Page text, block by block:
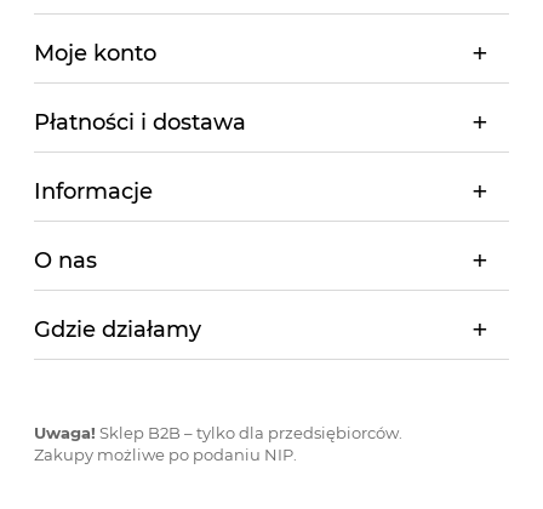
Moje konto
Płatności i dostawa
Informacje
O nas
Gdzie działamy
Uwaga! Sklep B2B – tylko dla przedsiębiorców.
Zakupy możliwe po podaniu NIP.